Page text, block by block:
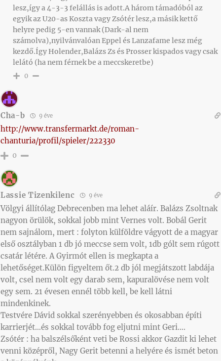
lesz,így a 4-3-3 felállás is adott.A három támadóból az
egyik az U20-as Koszta vagy Zsótér lesz,a másik kettő
helyre pedig 5-en vannak (Dark-al nem
számolva),nyilvánvalóan Eppel és Lanzafame lesz még
kezdő.Így Holender,Balázs Zs és Prosser kispados vagy csak
lelátó (ha nem férnek be a meccskeretbe)
0
Cha-b 9 éve
http://www.transfermarkt.de/roman-
chanturia/profil/spieler/222330
0
Lassie Tizenkilenc 9 éve
Völgyi állítólag Debrecenben ma lehet aláír. Balázs Zsoltnak
nagyon örülök, sokkal jobb mint Vernes volt. Bobál Gerit
nem sajnálom, mert : folyton külföldre vágyott de a magyar
első osztályban 1 db jó meccse sem volt, 1db gólt sem rúgott
csatár létére. A Gyirmót ellen is megkapta a
lehetőséget.Külön figyeltem őt.2 db jól megjátszott labdája
volt, csel nem volt egy darab sem, kapuralövése nem volt
egy sem. 21 évesen ennél több kell, be kell látni
mindenkinek.
Testvére Dávid sokkal szerényebben és okosabban építi
karrierjét…és sokkal tovább fog eljutni mint Geri….
Zsótér : ha balszélsőként veti be Rossi akkor Gazdit ki lehet
venni középről, Nagy Gerit betenni a helyére és ismét beton